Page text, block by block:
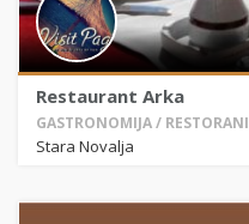
Restaurant Arka
GASTRONOMIJA / RESTORANI
Stara Novalja